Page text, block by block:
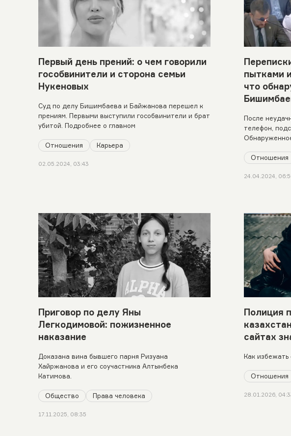
Первый день прений: о чем говорили
гособвинители и сторона семьи
Нукеновых
Суд по делу Бишимбаева и Байжанова перешел к
прениям. Первыми выступили гособвинители и брат
убитой. Подробнее о главном
Отношения Карьера
02.05.2024, 03:43
пытками
что
После
телефон,
Отношения
24.04.2024,
Приговор по делу Яны
Легкодимовой: пожизненное
наказание
Доказана вина бывшего парня Ризуана
Хайржанова и его соучастника Алтынбека
Катимова.
Общество Права человека
17.11.2025, 08:35
Полиция
сайтах
Как избежать
Отношения
28.01.2026,